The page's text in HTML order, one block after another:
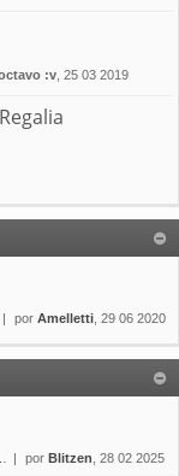
:v , 25 03 2019
por Amelletti , 29 06 2020
por Blitzen , 28 02 2025